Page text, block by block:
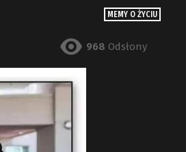
MEMY O ŻYCIU
968 Odsłony